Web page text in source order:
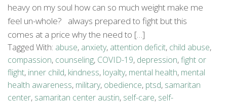
heavy on my soul how can so much weight make me
feel un-whole? always prepared to fight but this
comes at a price why the need to […]
Tagged With: abuse, anxiety, attention deficit, child abuse,
compassion, counseling, COVID-19, depression,fight or
flight, inner child, kindness, loyalty, mental health, mental
health awareness, military, obedience, ptsd, samaritan
center, samaritan center austin, self-care, self-